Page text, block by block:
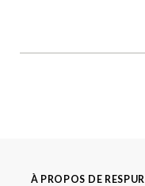
À PROPOS DE RESPUR